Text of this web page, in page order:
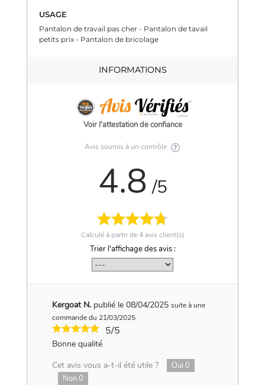
USAGE
Pantalon de travail pas cher - Pantalon de tavail
petits prix - Pantalon de bricolage
INFORMATIONS
Voir l'attestation de confiance
Avis soumis à un contrôle
4.8 /5
Calculé à partir de4avis client(s)
Trier l'affichage des avis :
Kergoat N. publié le 08/04/2025 suite à une
commande du 21/03/2025
5/5
Bonne qualité
Cet avis vous a-t-il été utile ?
Oui 0
Non0